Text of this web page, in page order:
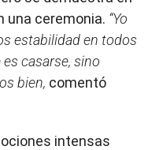
una ceremonia. “Yo
estabilidad en todos
casarse, sino
bien, comentó
intensas